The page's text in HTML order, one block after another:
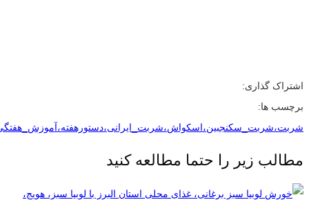
اشتراک گذاری:
برچسب ها:
مطالب زیر را حتما مطالعه کنید